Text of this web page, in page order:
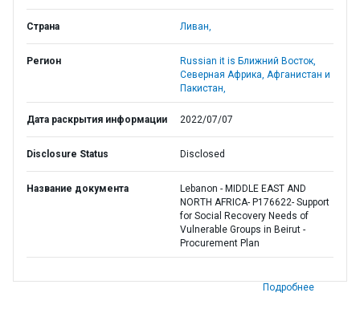
Страна Ливан,
Регион
Russian it is Ближний Восток,
Северная Африка, Афганистан и
Пакистан,
Дата раскрытия информации 2022/07/07
Disclosure Status Disclosed
Название документа
Lebanon - MIDDLE EAST AND
NORTH AFRICA- P176622- Support
for Social Recovery Needs of
Vulnerable Groups in Beirut -
Procurement Plan
Подробнее